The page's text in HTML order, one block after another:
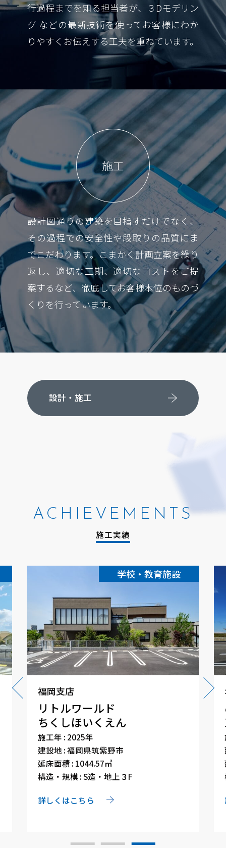
行過程までを知る担当者が、３Dモデリン
グ などの最新技術を使ってお客様にわか
りやすくお伝えする工夫を重ねています。
施工
設計図通りの建築を目指すだけでなく、
その過程での安全性や段取りの品質にま
でこだわります。こまかく計画立案を繰り
返し、適切な工期、適切なコストをご提
案するなど、徹底してお客様本位のものづ
くりを行っています。
設計・施工
ACHIEVEMENTS
施工実績
学校・教育施設
福岡支店
リトルワールド
ちくしほいくえん
施工年 : 2025年
建設地 : 福岡県筑紫野市
延床面積 : 1044.57㎡
構造・規模 : S造・地上３F
詳しくはこちら